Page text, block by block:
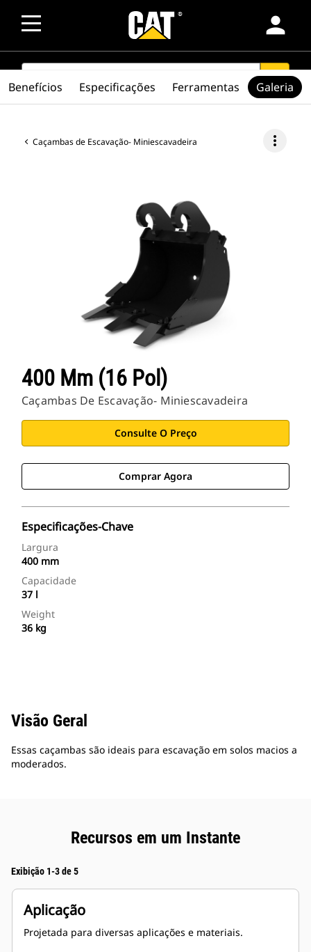
person
SEARCH search
Caçambas de Escavação- Miniescavadeira more_vert
400 Mm (16 Pol)
Caçambas De Escavação- Miniescavadeira
Consulte O Preço
Comprar Agora
Especificações-Chave
Largura
400 mm
Capacidade
37 l
Weight
36 kg
Benefícios Especificações Ferramentas Galeria
Visão Geral
Essas caçambas são ideais para escavação em solos macios a
moderados.
Recursos em um Instante
Exibição 1-3 de 5
Aplicação
Projetada para diversas aplicações e materiais.